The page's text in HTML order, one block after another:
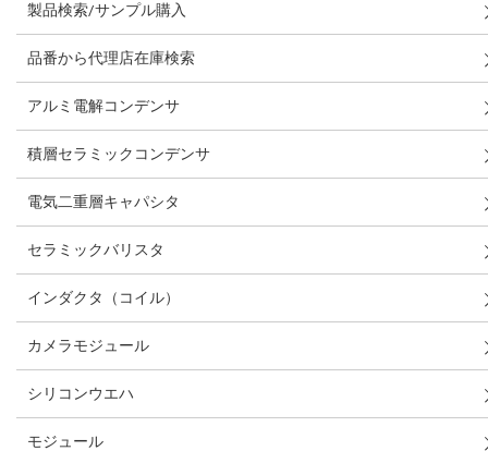
製品検索/サンプル購入
品番から代理店在庫検索
アルミ電解コンデンサ
積層セラミックコンデンサ
電気二重層キャパシタ
セラミックバリスタ
インダクタ（コイル）
カメラモジュール
シリコンウエハ
モジュール